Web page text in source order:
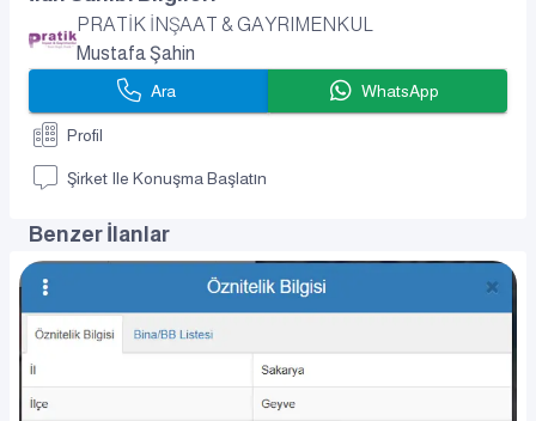
PRATİK İNŞAAT & GAYRIMENKUL
Mustafa Şahin
Ara WhatsApp
Profil
Şirket Ile Konuşma Başlatın
Benzer İlanlar